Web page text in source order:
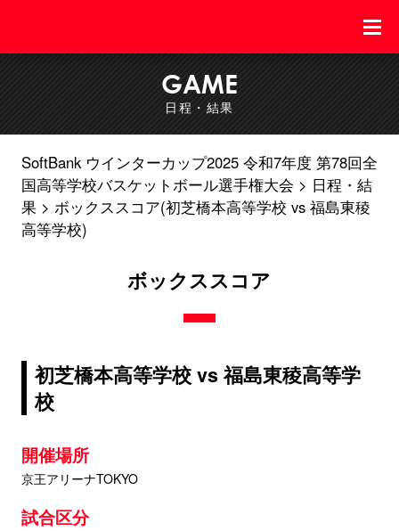
GAME
日程・結果
SoftBank ウインターカップ2025 令和7年度 第78回全
国高等学校バスケットボール選手権大会
日程・結
果
ボックススコア(初芝橋本高等学校 vs 福島東稜
高等学校)
ボックススコア
初芝橋本高等学校 vs 福島東稜高等学
校
開催場所
京王アリーナTOKYO
試合区分